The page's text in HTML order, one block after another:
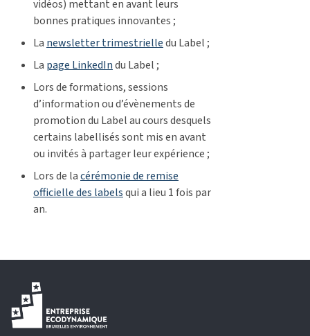
vidéos) mettant en avant leurs
bonnes pratiques innovantes ;
La newsletter trimestrielledu Label ;
La page LinkedIndu Label ;
Lors de formations, sessions
d’information ou d’évènements de
promotion du Label au cours desquels
certains labellisés sont mis en avant
ou invités à partager leur expérience ;
Lors de lacérémonie de remise
officielle des labelsqui a lieu 1 fois par
an.